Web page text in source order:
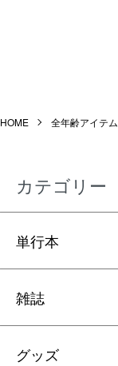
HOME 全年齢アイテム
カテゴリー
単行本
雑誌
グッズ